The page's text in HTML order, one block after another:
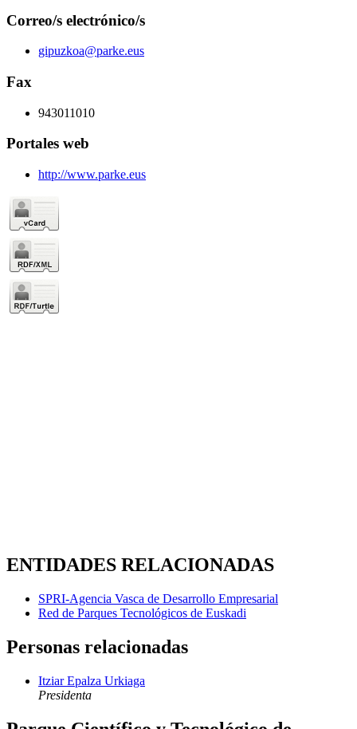
Correo/s electrónico/s
gipuzkoa@parke.eus
Fax
943011010
Portales web
http://www.parke.eus
ENTIDADES RELACIONADAS
SPRI-Agencia Vasca de Desarrollo Empresarial
Red de Parques Tecnológicos de Euskadi
Personas relacionadas
Itziar Epalza Urkiaga
Presidenta